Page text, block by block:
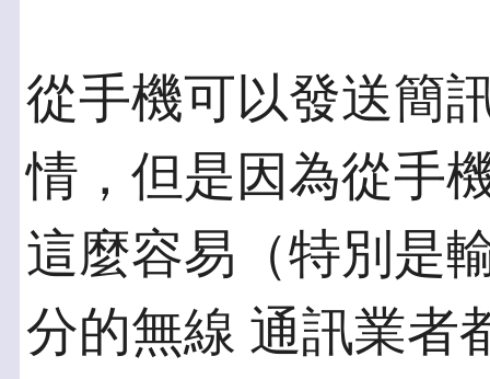
從手機可以發送簡
情，但是因為從手
這麼容易（特別是
分的無線 通訊業者